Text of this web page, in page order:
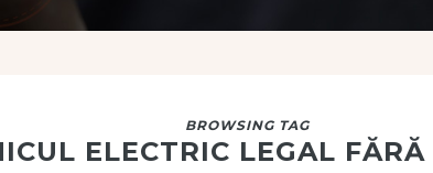
BROWSING TAG
ELECTRIC LEGAL FĂRĂ